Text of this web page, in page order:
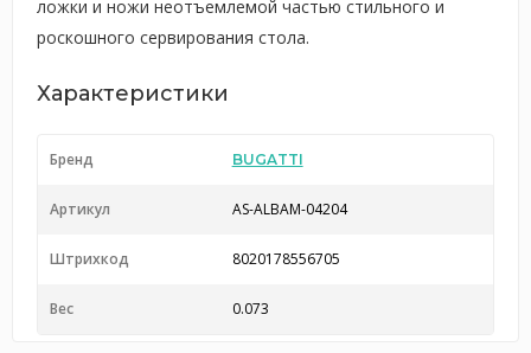
ложки и ножи неотъемлемой частью стильного и
роскошного сервирования стола.
Характеристики
Бренд BUGATTI
Артикул AS-ALBAM-04204
Штрихкод 8020178556705
Вес 0.073